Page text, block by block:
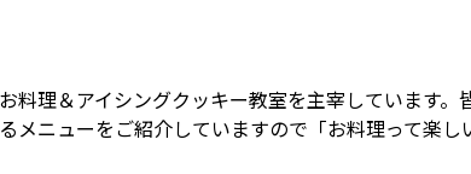
料理＆アイシングクッキー教室を主宰しています
メニューをご紹介していますので「お料理って楽